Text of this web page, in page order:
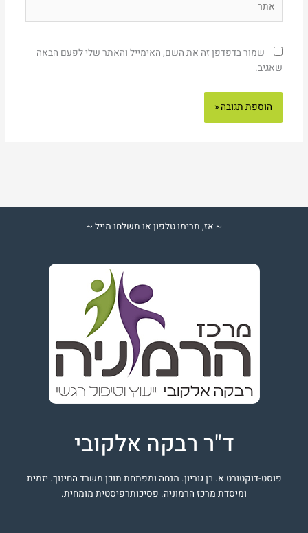
שמור בדפדפן זה את השם, האימייל והאתר שלי לפעם הבאה
שאגיב.
~ אז, תרימו טלפון או תשלחו מייל ~
ד"ר רבקה אלקובי
פוסט-דוקטורט א. בן גוריון. מנחה ומפתחת תוכן משרד החינוך. יזמית
ומיסדת מרכז הרמוניה. פסיכותרפיסטית מומחית.